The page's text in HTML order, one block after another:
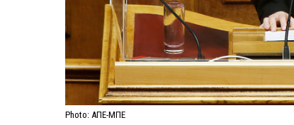
Photo: ΑΠΕ-ΜΠΕ